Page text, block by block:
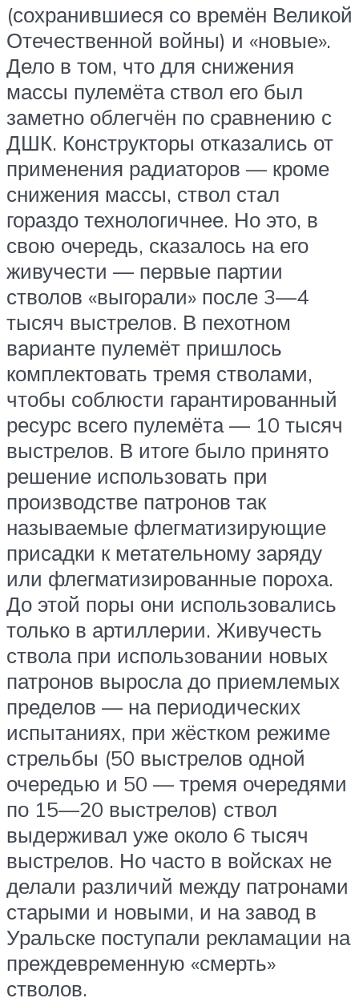
(сохранившиеся со времён Великой
Отечественной войны) и «новые».
Дело в том, что для снижения
массы пулемёта ствол его был
заметно облегчён по сравнению с
ДШК. Конструкторы отказались от
применения радиаторов — кроме
снижения массы, ствол стал
гораздо технологичнее. Но это, в
свою очередь, сказалось на его
живучести — первые партии
стволов «выгорали» после 3—4
тысяч выстрелов. В пехотном
варианте пулемёт пришлось
комплектовать тремя стволами,
чтобы соблюсти гарантированный
ресурс всего пулемёта — 10 тысяч
выстрелов. В итоге было принято
решение использовать при
производстве патронов так
называемые флегматизирующие
присадки к метательному заряду
или флегматизированные пороха.
До этой поры они использовались
только в артиллерии. Живучесть
ствола при использовании новых
патронов выросла до приемлемых
пределов — на периодических
испытаниях, при жёстком режиме
стрельбы (50 выстрелов одной
очередью и 50 — тремя очередями
по 15—20 выстрелов) ствол
выдерживал уже около 6 тысяч
выстрелов. Но часто в войсках не
делали различий между патронами
старыми и новыми, и на завод в
Уральске поступали рекламации на
преждевременную «смерть»
стволов.